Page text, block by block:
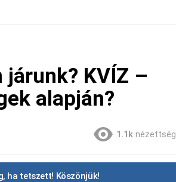
KVÍZ –
alapján?
1.1k nézettség
ha tetszett! Köszönjük!